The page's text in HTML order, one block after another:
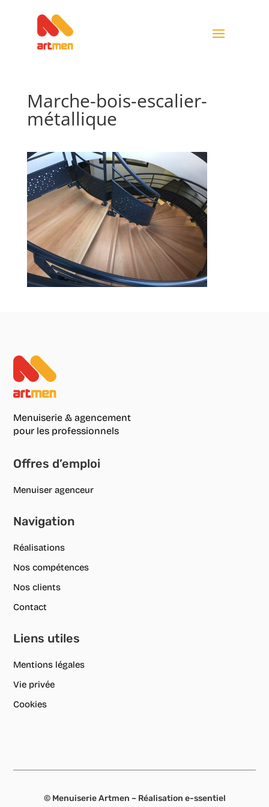
Marche-bois-escalier-
métallique
Menuiserie & agencement
pour les professionnels
Offres d’emploi
Menuiser agenceur
Navigation
Réalisations
Nos compétences
Nos clients
Contact
Liens utiles
Mentions légales
Vie privée
Cookies
© Menuiserie Artmen – Réalisation e-ssentiel